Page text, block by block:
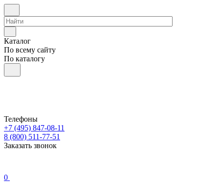
Каталог
По всему сайту
По каталогу
Телефоны
+7 (495) 847-08-11
8 (800) 511-77-51
Заказать звонок
0